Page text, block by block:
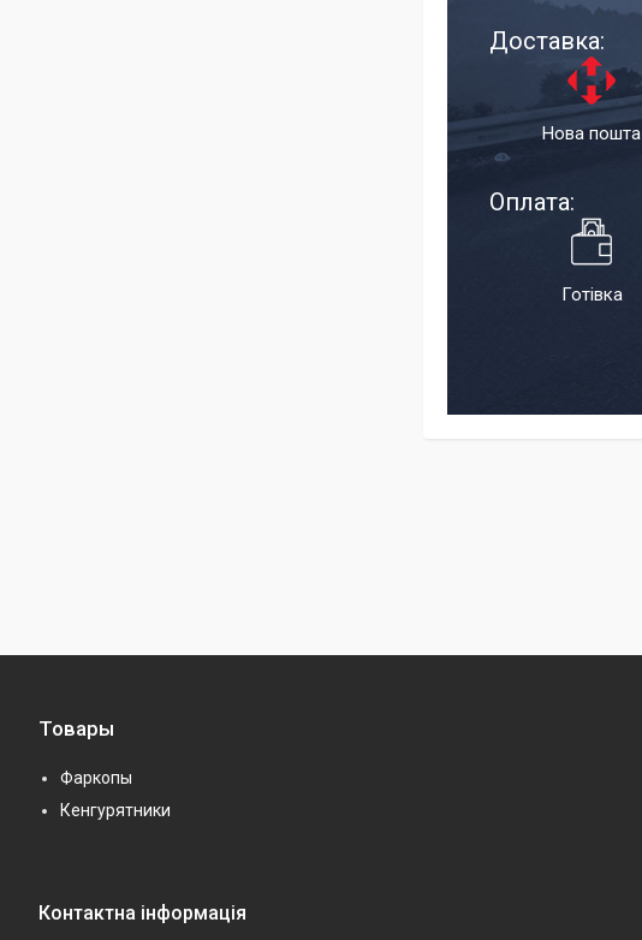
Доставка:
Нова пошта
Оплата:
Готівка
Товары
Фаркопы
Кенгурятники